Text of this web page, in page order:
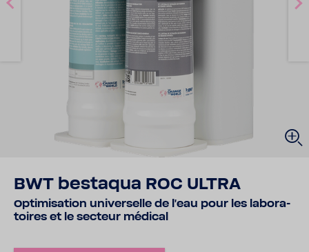
BWT bestaqua ROC ULTRA
Opti­mi­sa­tion univer­selle de l'eau pour les labo­ra­
toires et le secteur médical